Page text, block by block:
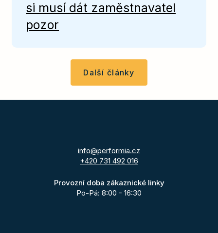
si musí dát zaměstnavatel
pozor
Další články
info@performia.cz
+420 731 492 016
Provozní doba zákaznické linky
Po-Pá: 8:00 - 16:30